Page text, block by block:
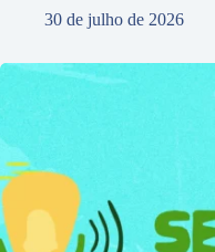
30 de julho de 2026